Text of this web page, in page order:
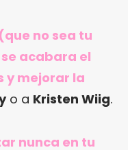
no sea tu
acabara el
y mejorar la
o a Kristen Wiig.
nunca en tu